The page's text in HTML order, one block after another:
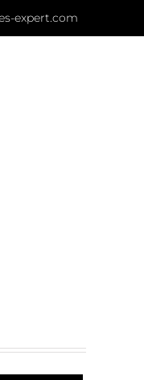
expert.com